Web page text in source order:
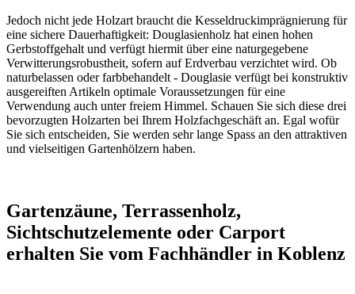
Jedoch nicht jede Holzart braucht die Kesseldruckimprägnierung für
eine sichere Dauerhaftigkeit: Douglasienholz hat einen hohen
Gerbstoffgehalt und verfügt hiermit über eine naturgegebene
Verwitterungsrobustheit, sofern auf Erdverbau verzichtet wird. Ob
naturbelassen oder farbbehandelt - Douglasie verfügt bei konstruktiv
ausgereiften Artikeln optimale Voraussetzungen für eine
Verwendung auch unter freiem Himmel. Schauen Sie sich diese drei
bevorzugten Holzarten bei Ihrem Holzfachgeschäft an. Egal wofür
Sie sich entscheiden, Sie werden sehr lange Spass an den attraktiven
und vielseitigen Gartenhölzern haben.
Gartenzäune, Terrassenholz,
Sichtschutzelemente oder Carport
erhalten Sie vom Fachhändler in Koblenz